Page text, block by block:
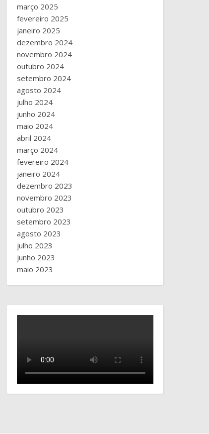
março 2025
fevereiro 2025
janeiro 2025
dezembro 2024
novembro 2024
outubro 2024
setembro 2024
agosto 2024
julho 2024
junho 2024
maio 2024
abril 2024
março 2024
fevereiro 2024
janeiro 2024
dezembro 2023
novembro 2023
outubro 2023
setembro 2023
agosto 2023
julho 2023
junho 2023
maio 2023